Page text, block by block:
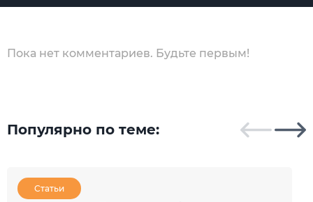
Пока нет комментариев. Будьте первым!
Популярно по теме:
Статьи